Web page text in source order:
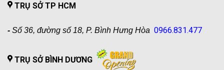
TRỤ SỞ TP HCM
- Số 36, đường số 18, P. Bình Hưng Hòa 0966.831.477
TRỤ SỞ BÌNH DƯƠNG